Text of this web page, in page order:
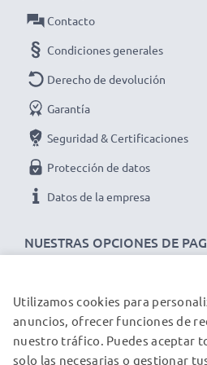
✔ Transferencia de datos en
✔ Cable flexible e irrompible
alta calidad
✔ Ideal para las actualizaciones
firmware en su cámara de fotos
➢ El cable USB es compatible
anteriores
videocámaras Fuji FinePix
Material del Cable: PVC
Material conector: PVC
Conector 1: 8 Pin Camera Mini
NUESTRAS OPCIONES DE
Contacto
Condiciones generales
Derecho de devolución
Garantía
Seguridad & Certificaciones
Protección de datos
Datos de la empresa
NUESTROS PARTNERS DE
Utilizamos cookies para
anuncios, ofrecer funciones de
nuestro tráfico. Puedes aceptar
solo las necesarias o gestionar